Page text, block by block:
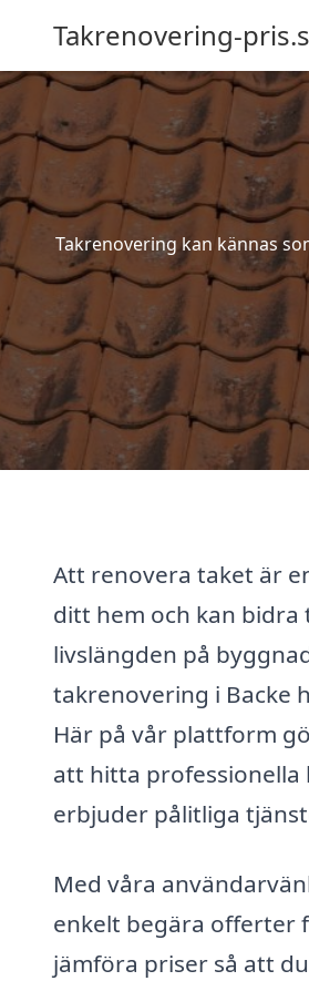
Takrenovering-
Takrenovering kan kännas
Att renovera taket är
ditt hem och kan
livslängden på
takrenovering i Backe
Här på vår plattform
att hitta professionella
erbjuder pålitliga
Med våra
enkelt begära offerter
jämföra priser så att